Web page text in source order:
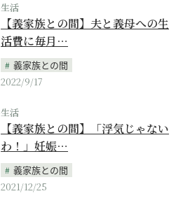
生活
【義家族との間】夫と義母への生
活費に毎月…
義家族との間
2022/9/17
生活
【義家族との間】「浮気じゃない
わ！」妊娠…
義家族との間
2021/12/25